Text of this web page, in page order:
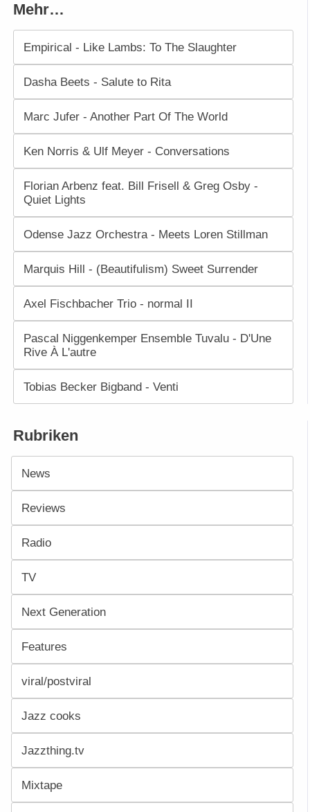
Mehr…
Empirical - Like Lambs: To The Slaughter
Dasha Beets - Salute to Rita
Marc Jufer - Another Part Of The World
Ken Norris & Ulf Meyer - Conversations
Florian Arbenz feat. Bill Frisell & Greg Osby -
Quiet Lights
Odense Jazz Orchestra - Meets Loren Stillman
Marquis Hill - (Beautifulism) Sweet Surrender
Axel Fischbacher Trio - normal II
Pascal Niggenkemper Ensemble Tuvalu - D'Une
Rive À L'autre
Tobias Becker Bigband - Venti
Rubriken
News
Reviews
Radio
TV
Next Generation
Features
viral/postviral
Jazz cooks
Jazzthing.tv
Mixtape